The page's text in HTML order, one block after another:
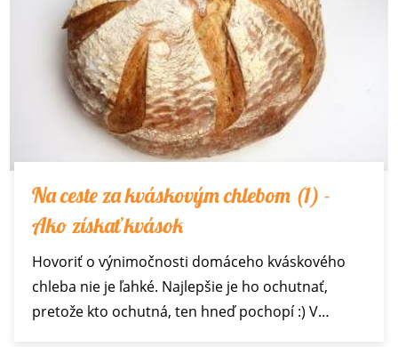
Na ceste za kváskovým chlebom (1) -
Ako získať kvások
Hovoriť o výnimočnosti domáceho kváskového
chleba nie je ľahké. Najlepšie je ho ochutnať,
pretože kto ochutná, ten hneď pochopí :) V…